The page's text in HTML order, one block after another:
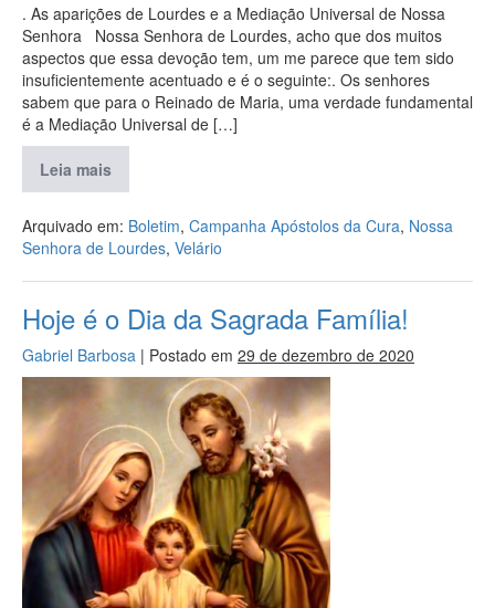
. As aparições de Lourdes e a Mediação Universal de Nossa
Senhora Nossa Senhora de Lourdes, acho que dos muitos
aspectos que essa devoção tem, um me parece que tem sido
insuficientemente acentuado e é o seguinte:. Os senhores
sabem que para o Reinado de Maria, uma verdade fundamental
é a Mediação Universal de […]
Leia mais
Arquivado em: Boletim, Campanha Apóstolos da Cura, Nossa
Senhora de Lourdes, Velário
Hoje é o Dia da Sagrada Família!
Gabriel Barbosa | Postado em 29 de dezembro de 2020